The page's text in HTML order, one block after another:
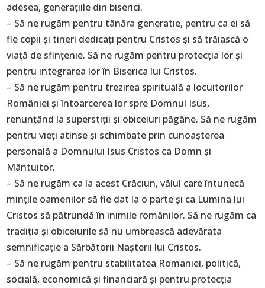
adesea, generațiile din biserici.
– Să ne rugăm pentru tânăra generatie, pentru ca ei să
fie copii și tineri dedicați pentru Cristos și să trăiască o
viață de sfințenie. Să ne rugăm pentru protecția lor și
pentru integrarea lor în Biserica lui Cristos.
– Să ne rugăm pentru trezirea spirituală a locuitorilor
României și întoarcerea lor spre Domnul Isus,
renunțând la superstiții și obiceiuri păgâne. Să ne rugăm
pentru vieți atinse și schimbate prin cunoașterea
personală a Domnului Isus Cristos ca Domn și
Mântuitor.
– Să ne rugăm ca la acest Crăciun, vălul care întunecă
mințile oamenilor să fie dat la o parte și ca Lumina lui
Cristos să pătrundă în inimile românilor. Să ne rugăm ca
tradiția și obiceiurile să nu umbrească adevărata
semnificație a Sărbătorii Nașterii lui Cristos.
– Să ne rugăm pentru stabilitatea Romaniei, politică,
socială, economică şi financiară şi pentru protecţia